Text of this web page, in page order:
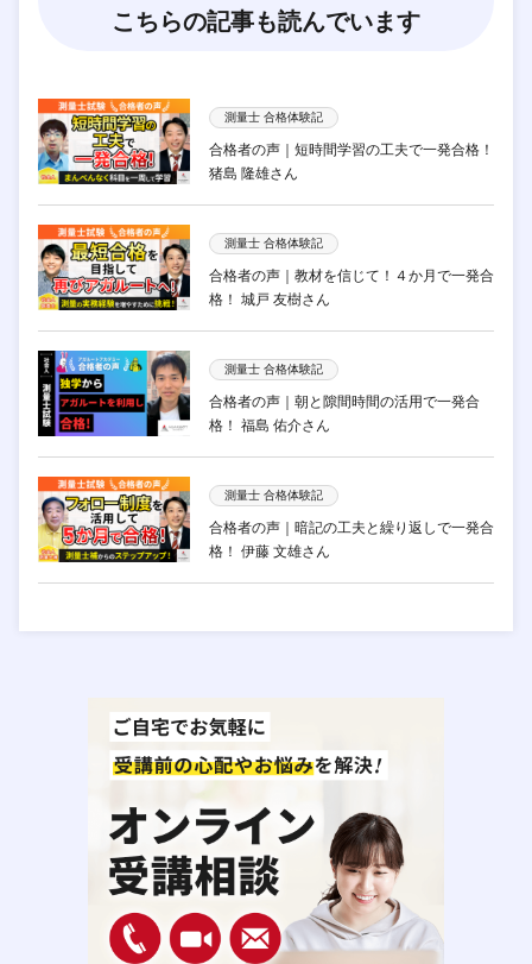
こちらの記事も読んでいます
測量士 合格体験記
合格者の声｜短時間学習の工夫で一発合格！
猪島 隆雄さん
測量士 合格体験記
合格者の声｜教材を信じて！４か月で一発合
格！ 城戸 友樹さん
測量士 合格体験記
合格者の声｜朝と隙間時間の活用で一発合
格！ 福島 佑介さん
測量士 合格体験記
合格者の声｜暗記の工夫と繰り返しで一発合
格！ 伊藤 文雄さん